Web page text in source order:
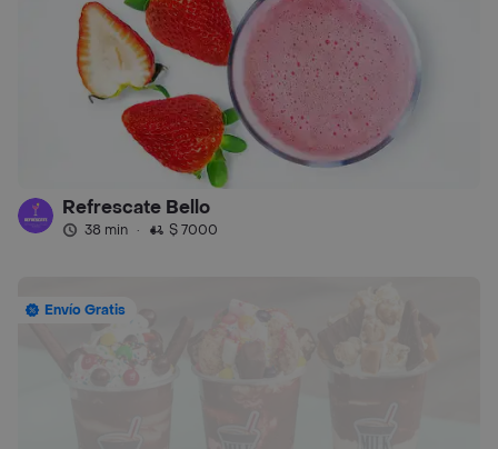
Refrescate Bello
38 min · $ 7000
Envío Gratis